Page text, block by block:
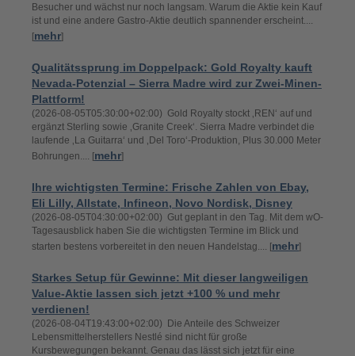
Besucher und wächst nur noch langsam. Warum die Aktie kein Kauf
ist und eine andere Gastro-Aktie deutlich spannender erscheint....
[mehr]
Qualitätssprung im Doppelpack: Gold Royalty kauft
Nevada-Potenzial – Sierra Madre wird zur Zwei-Minen-
Plattform!
(2026-08-05T05:30:00+02:00) Gold Royalty stockt ‚REN‘ auf und
ergänzt Sterling sowie ‚Granite Creek‘. Sierra Madre verbindet die
laufende ‚La Guitarra‘ und ‚Del Toro‘-Produktion, Plus 30.000 Meter
Bohrungen.... [mehr]
Ihre wichtigsten Termine: Frische Zahlen von Ebay,
Eli Lilly, Allstate, Infineon, Novo Nordisk, Disney
(2026-08-05T04:30:00+02:00) Gut geplant in den Tag. Mit dem wO-
Tagesausblick haben Sie die wichtigsten Termine im Blick und
starten bestens vorbereitet in den neuen Handelstag.... [mehr]
Starkes Setup für Gewinne: Mit dieser langweiligen
Value-Aktie lassen sich jetzt +100 % und mehr
verdienen!
(2026-08-04T19:43:00+02:00) Die Anteile des Schweizer
Lebensmittelherstellers Nestlé sind nicht für große
Kursbewegungen bekannt. Genau das lässt sich jetzt für eine